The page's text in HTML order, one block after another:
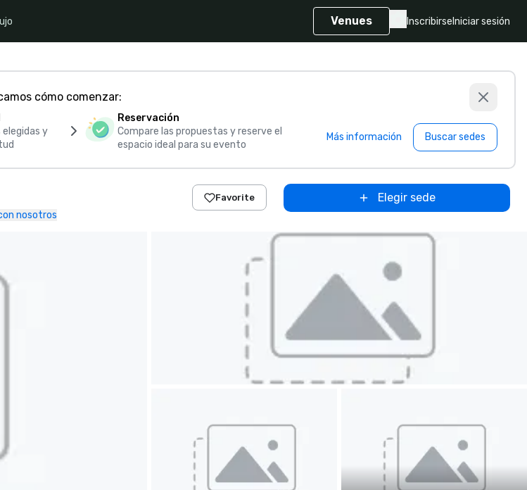
Venues Inscribirse Iniciar sesión
cómo comenzar:
elegidas y
Reservación
Compare las propuestas y reserve el
espacio ideal para su evento
Más información Buscar sedes
nosotros
Favorite Elegir sede